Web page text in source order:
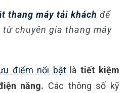
thang máy tải khách để
chuyên gia thang máy
điểm nổi bậtlà tiết kiệm
năng. Các thông số kỹ